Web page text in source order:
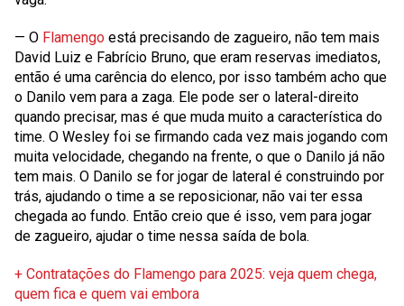
— O Flamengo está precisando de zagueiro, não tem mais
David Luiz e Fabrício Bruno, que eram reservas imediatos,
então é uma carência do elenco, por isso também acho que
o Danilo vem para a zaga. Ele pode ser o lateral-direito
quando precisar, mas é que muda muito a característica do
time. O Wesley foi se firmando cada vez mais jogando com
muita velocidade, chegando na frente, o que o Danilo já não
tem mais. O Danilo se for jogar de lateral é construindo por
trás, ajudando o time a se reposicionar, não vai ter essa
chegada ao fundo. Então creio que é isso, vem para jogar
de zagueiro, ajudar o time nessa saída de bola.
+ Contratações do Flamengo para 2025: veja quem chega,
quem fica e quem vai embora